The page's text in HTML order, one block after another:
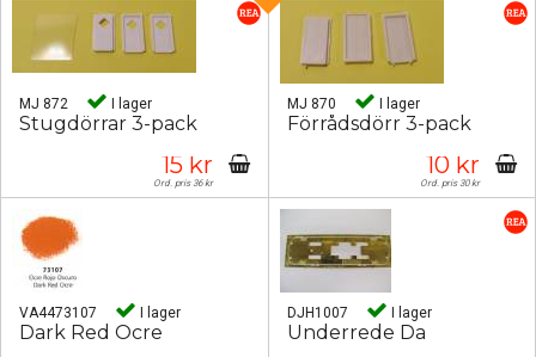
MJ 872 I lager
Stugdörrar 3-pack
15 kr
Ord. pris 36 kr
MJ 870 I lager
Förrådsdörr 3-pack
10 kr
Ord. pris 30 kr
VA4473107 I lager
Dark Red Ocre
DJH1007 I lager
Underrede Da